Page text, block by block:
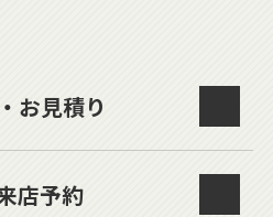
お見積り
店予約